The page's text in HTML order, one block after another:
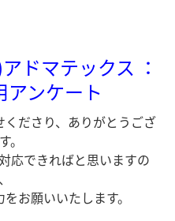
ドマテックス ：
アンケート
ださり、ありがとうござ
。
応できればと思いますの
お願いいたします。